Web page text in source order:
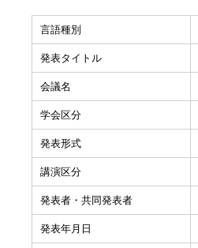
言語種別
発表タイトル
会議名
学会区分
発表形式
講演区分
発表者・共同発表者
発表年月日